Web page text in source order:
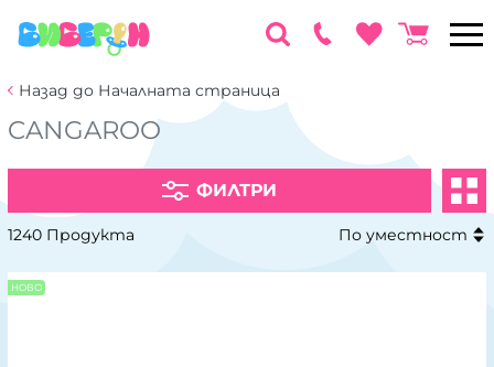
Назад до Началната страница
CANGAROO
ФИЛТРИ
1240 Продукта По уместност
НОВО